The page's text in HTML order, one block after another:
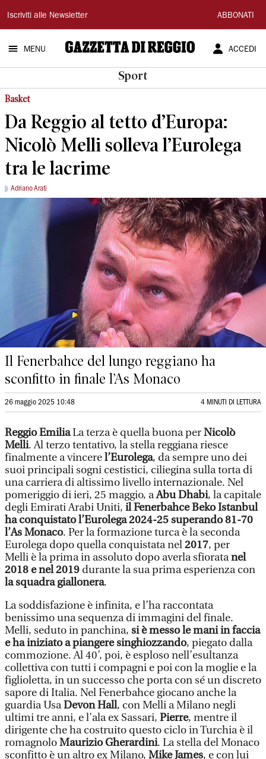
Gazzetta
di
Reggio
Iscriviti alle Newsletter ABBONATI
MENU ACCEDI
Sport
Basket
Da Reggio al tetto d’Europa:
Nicolò Melli solleva l’Eurolega
tra le lacrime
Adriano Arati
Il Fenerbahce del lungo reggiano ha
sconfitto in finale l’As Monaco
26 maggio 2025 10:48 4 MINUTI DI LETTURA
Reggio EmiliaLa terza è quella buona perNicolò
Melli. Al terzo tentativo, la stella reggiana riesce
finalmente a vincerel’Eurolega, da sempre uno dei
suoi principali sogni cestistici, ciliegina sulla torta di
una carriera di altissimo livello internazionale. Nel
pomeriggio di ieri, 25 maggio, aAbu Dhabi, la capitale
degli Emirati Arabi Uniti, il Fenerbahce Beko Istanbul
ha conquistato l’Eurolega 2024-25 superando 81-70
l’As Monaco. Per la formazione turca è la seconda
Eurolega dopo quella conquistata nel2017, per
Melli è la prima in assoluto dopo averla sfioratanel
2018 e nel 2019 durante la sua prima esperienza con
la squadra giallonera.
La soddisfazione è infinita, e l’ha raccontata
benissimo una sequenza di immagini del finale.
Melli, seduto in panchina, si è messo le mani in faccia
e ha iniziato a piangere singhiozzando, piegato dalla
commozione. Al 40’, poi, è esploso nell’esultanza
collettiva con tutti i compagni e poi con la moglie e la
figlioletta, in un successo che porta con sé un discreto
sapore di Italia. Nel Fenerbahce giocano anche la
guardia UsaDevon Hall, con Melli a Milano negli
ultimi tre anni, e l’ala ex Sassari, Pierre, mentre il
dirigente che ha costruito questo ciclo in Turchia è il
romagnoloMaurizio Gherardini. La stella del Monaco
sconfitto è un altro ex Milano, Mike James, e con lui